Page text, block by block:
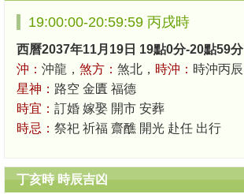
19:00:00-20:59:59 丙戌時
西曆2037年11月19日 19點0分-20點59分
沖： 沖龍， 煞方： 煞北， 時沖： 時沖丙辰
星神： 路空 金匱 福德
時宜： 訂婚 嫁娶 開市 安葬
時忌： 祭祀 祈福 齋醮 開光 赴任 出行
丁亥時 時辰吉凶